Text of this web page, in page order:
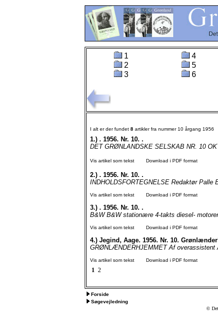
1
2
3
4
5
6
I alt er der fundet 8 artikler fra nummer 10 årgang 1956
1.) . 1956. Nr. 10. .
DET GRØNLANDSKE SELSKAB NR. 10
Vis artikel som tekst Download i PDF format
2.) . 1956. Nr. 10. .
INDHOLDSFORTEGNELSE Redaktør Palle
Vis artikel som tekst Download i PDF format
3.) . 1956. Nr. 10. .
B&W B&W stationære 4-takts diesel-
Vis artikel som tekst Download i PDF format
4.) Jegind, Aage. 1956. Nr. 10.
GRØNLÆNDERHJEMMET Af
Vis artikel som tekst Download i PDF format
1 2
Forside
Søgevejledning
© Det